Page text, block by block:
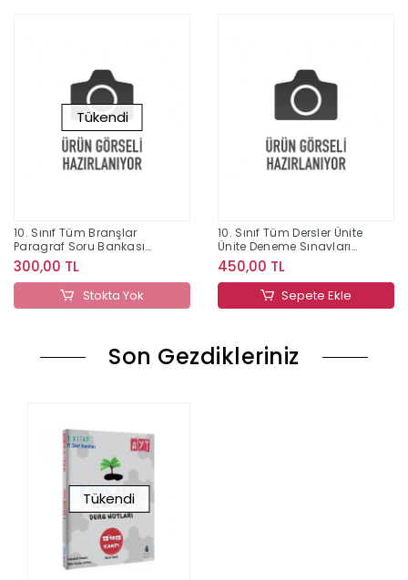
Tükendi
10. Sınıf Tüm Branşlar
Paragraf Soru Bankası
Editör Yayınları
300,00 TL
Stokta Yok
10. Sınıf Tüm Dersler Ünite
Ünite Deneme Sınavları
Çözümlü Editör Yayınları
450,00 TL
Sepete Ekle
Son Gezdikleriniz
Tükendi